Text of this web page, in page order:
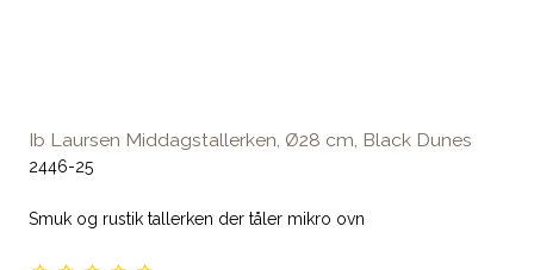
Ib Laursen Middagstallerken, Ø28 cm, Black Dunes
2446-25
Smuk og rustik tallerken der tåler mikro ovn